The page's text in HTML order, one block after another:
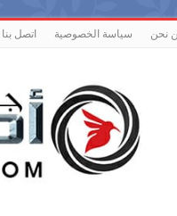
نحن سياسة الخصوصية اتصل بنا